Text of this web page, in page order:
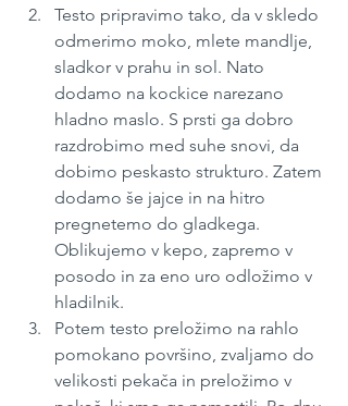
Testo pripravimo tako, da v skledo
odmerimo moko, mlete mandlje,
sladkor v prahu in sol. Nato
dodamo na kockice narezano
hladno maslo. S prsti ga dobro
razdrobimo med suhe snovi, da
dobimo peskasto strukturo. Zatem
dodamo še jajce in na hitro
pregnetemo do gladkega.
Oblikujemo v kepo, zapremo v
posodo in za eno uro odložimo v
hladilnik.
Potem testo preložimo na rahlo
pomokano površino, zvaljamo do
velikosti pekača in preložimo v